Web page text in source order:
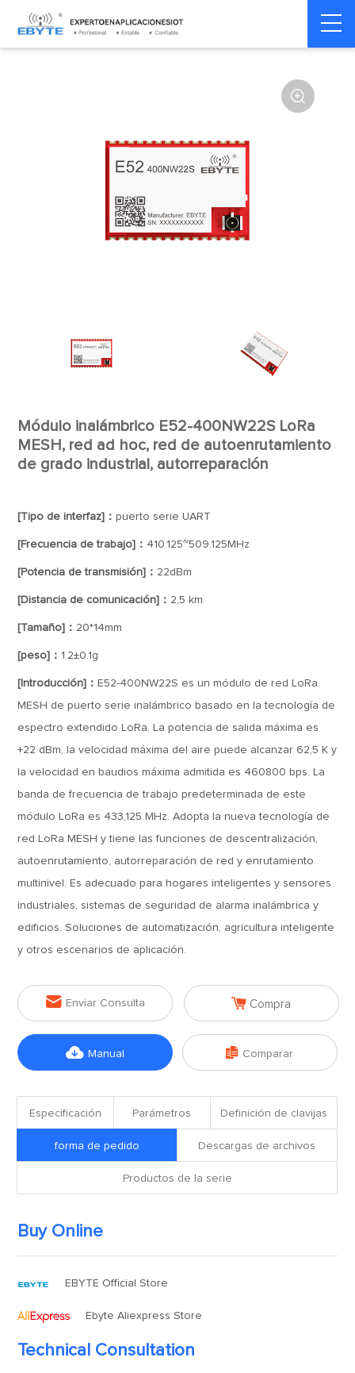
Home > Módulo > SPI/SOC/UART

Módulo inalámbrico E52-400NW22S LoRa
MESH, red ad hoc, red de autoenrutamiento
de grado industrial, autorreparación
[Tipo de interfaz]：puerto serie UART
[Frecuencia de trabajo]： 410.125~509.125MHz
[Potencia de transmisión]： 22dBm
[Distancia de comunicación]： 2,5 km
[Tamaño]： 20*14mm
[peso]： 1.2±0.1g
[Introducción]： E52-400NW22S es un módulo de red LoRa
MESH de puerto serie inalámbrico basado en la tecnología de
espectro extendido LoRa. La potencia de salida máxima es
+22 dBm, la velocidad máxima del aire puede alcanzar 62,5 K y
la velocidad en baudios máxima admitida es 460800 bps. La
banda de frecuencia de trabajo predeterminada de este
módulo LoRa es 433,125 MHz. Adopta la nueva tecnología de
red LoRa MESH y tiene las funciones de descentralización,
autoenrutamiento, autorreparación de red y enrutamiento
multinivel. Es adecuado para hogares inteligentes y sensores
industriales, sistemas de seguridad de alarma inalámbrica y
edificios. Soluciones de automatización, agricultura inteligente
y otros escenarios de aplicación.
 Enviar Consulta  Compra
 Manual  Comparar
Especificación Parámetros Definición de clavijas
forma de pedido Descargas de archivos
Productos de la serie
Buy Online
EBYTE Official Store
Ebyte Aliexpress Store
Technical Consultation